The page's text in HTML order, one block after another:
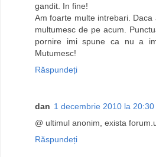
gandit. In fine!
Am foarte multe intrebari.
multumesc de pe acum.
pornire imi spune ca nu a
Mutumesc!
Răspundeți
dan 1 decembrie 2010 la 20:30
@ ultimul anonim, exista
Răspundeți